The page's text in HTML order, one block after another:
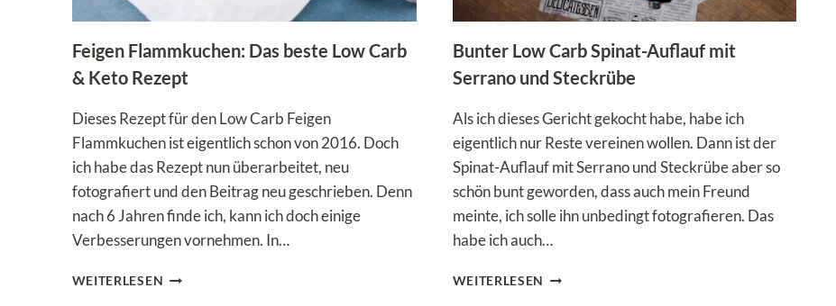
Feigen Flammkuchen: Das beste Low Carb
& Keto Rezept
Dieses Rezept für den Low Carb Feigen
Flammkuchen ist eigentlich schon von 2016. Doch
ich habe das Rezept nun überarbeitet, neu
fotografiert und den Beitrag neu geschrieben. Denn
nach 6 Jahren finde ich, kann ich doch einige
Verbesserungen vornehmen. In…
WEITERLESEN FEIGEN
Bunter Low Carb Spinat-Auflauf mit
Serrano und Steckrübe
Als ich dieses Gericht gekocht habe, habe ich
eigentlich nur Reste vereinen wollen. Dann ist der
Spinat-Auflauf mit Serrano und Steckrübe aber so
schön bunt geworden, dass auch mein Freund
meinte, ich solle ihn unbedingt fotografieren. Das
habe ich auch…
WEITERLESEN BUNTER